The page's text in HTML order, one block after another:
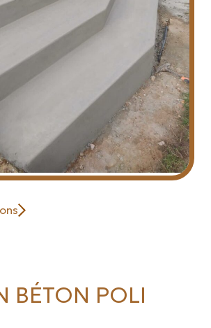
BÉTON POLI